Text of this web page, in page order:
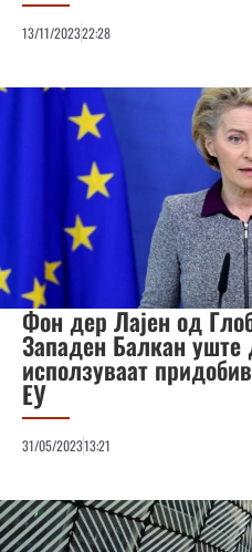
13/11/202322:28
Фон дер Лајен од
Западен Балкан уште
исползуваат
ЕУ
31/05/202313:21